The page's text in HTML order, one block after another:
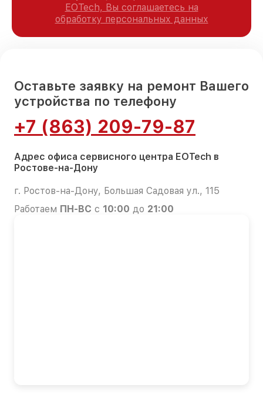
EOTech, Вы соглашаетесь на
обработку персональных данных
Оставьте заявку на ремонт Вашего
устройства по телефону
+7 (863) 209-79-87
Адрес офиса сервисного центра EOTech в
Ростове-на-Дону
г. Ростов-на-Дону, Большая Садовая ул., 115
Работаем ПН-ВС с 10:00 до 21:00